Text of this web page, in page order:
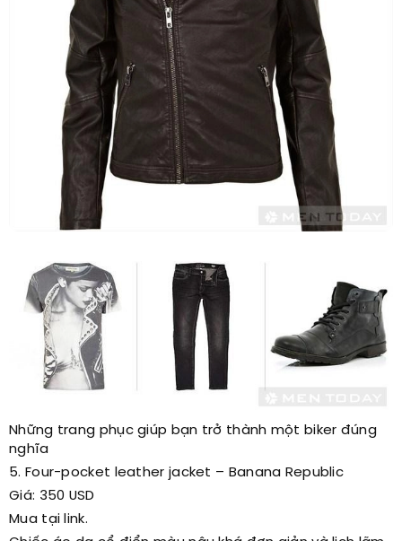
Những trang phục giúp bạn trở thành một biker đúng
nghĩa
5. Four-pocket leather jacket – Banana Republic
Giá: 350 USD
Mua tại link.